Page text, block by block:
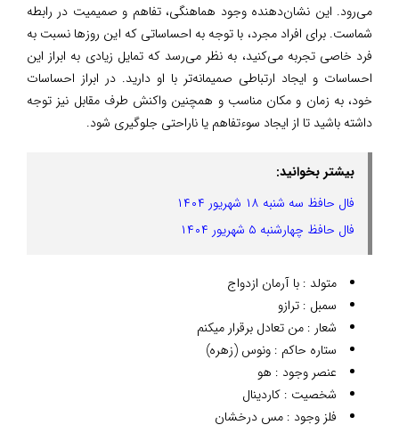
می‌رود. این نشان‌دهنده وجود هماهنگی، تفاهم و صمیمیت در رابطه
شماست. برای افراد مجرد، با توجه به احساساتی که این روزها نسبت به
فرد خاصی تجربه می‌کنید، به نظر می‌رسد که تمایل زیادی به ابراز این
احساسات و ایجاد ارتباطی صمیمانه‌تر با او دارید. در ابراز احساسات
خود، به زمان و مکان مناسب و همچنین واکنش طرف مقابل نیز توجه
داشته باشید تا از ایجاد سوءتفاهم یا ناراحتی جلوگیری شود.
بیشتر بخوانید:
فال حافظ سه شنبه ۱۸ شهریور ۱۴۰۴
فال حافظ چهارشنبه ۵ شهریور ۱۴۰۴
متولد : با آرمان ازدواج
سمبل : ترازو
شعار : من تعادل برقرار میکنم
ستاره حاکم : ونوس (زهره)
عنصر وجود : هو
شخصیت : کاردینال
فلز وجود : مس درخشان